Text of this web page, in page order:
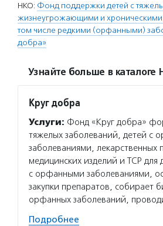
НКО: Фонд поддержки детей с
жизнеугрожающими и хроническими
том числе редкими (орфанными)
добра»
Узнайте больше в каталоге
Круг добра
Услуги: Фонд «Круг добра»
тяжелых заболеваний, детей с
заболеваниями, лекарственных
медицинских изделий и ТСР для
с орфанными заболеваниями,
закупки препаратов, собирает
орфанных заболеваний,
Подробнее